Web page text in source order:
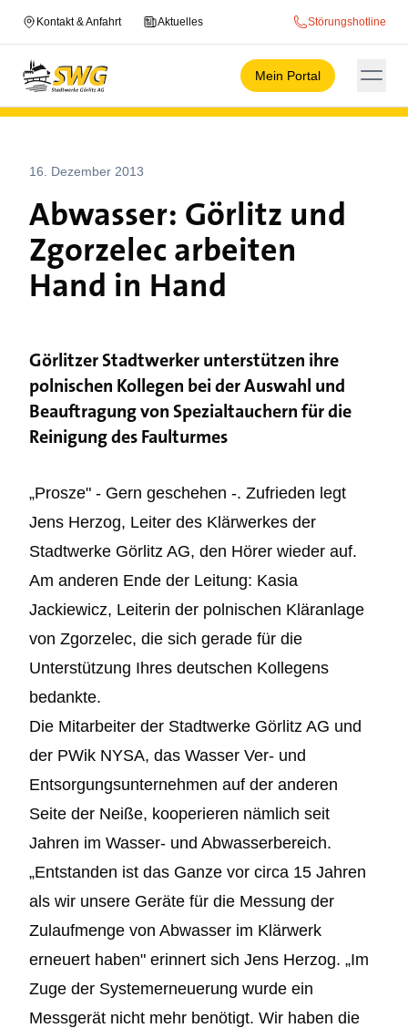
Kontakt & Anfahrt Aktuelles Störungshotline
Mein Portal
16. Dezember 2013
Abwasser: Görlitz und
Zgorzelec arbeiten
Hand in Hand
Görlitzer Stadtwerker unterstützen ihre
polnischen Kollegen bei der Auswahl und
Beauftragung von Spezialtauchern für die
Reinigung des Faulturmes
„Prosze" - Gern geschehen -. Zufrieden legt
Jens Herzog, Leiter des Klärwerkes der
Stadtwerke Görlitz AG, den Hörer wieder auf.
Am anderen Ende der Leitung: Kasia
Jackiewicz, Leiterin der polnischen Kläranlage
von Zgorzelec, die sich gerade für die
Unterstützung Ihres deutschen Kollegens
bedankte.
Die Mitarbeiter der Stadtwerke Görlitz AG und
der PWik NYSA, das Wasser Ver- und
Entsorgungsunternehmen auf der anderen
Seite der Neiße, kooperieren nämlich seit
Jahren im Wasser- und Abwasserbereich.
„Entstanden ist das Ganze vor circa 15 Jahren
als wir unsere Geräte für die Messung der
Zulaufmenge von Abwasser im Klärwerk
erneuert haben" erinnert sich Jens Herzog. „Im
Zuge der Systemerneuerung wurde ein
Messgerät nicht mehr benötigt. Wir haben die